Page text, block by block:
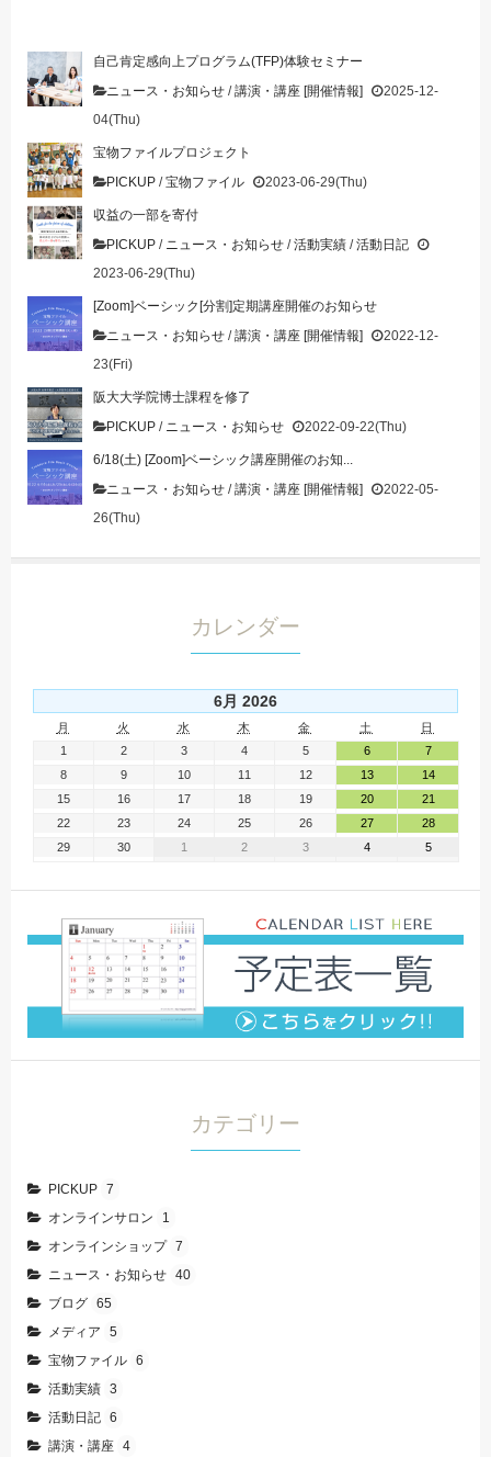
自己肯定感向上プログラム(TFP)体験セミナー
ニュース・お知らせ /講演・講座 [開催情報]
2025-12-
04(Thu)
宝物ファイルプロジェクト
PICKUP /宝物ファイル 2023-06-29(Thu)
収益の一部を寄付
PICKUP / ニュース・お知らせ /活動実績 /活動日記
2023-06-29(Thu)
[Zoom]ベーシック[分割]定期講座開催のお知らせ
ニュース・お知らせ /講演・講座 [開催情報]
2022-12-
23(Fri)
阪大大学院博士課程を修了
PICKUP / ニュース・お知らせ 2022-09-22(Thu)
6/18(土) [Zoom]ベーシック講座開催のお知...
ニュース・お知らせ /講演・講座 [開催情報]
2022-05-
26(Thu)
カレンダー
6月 2026
月 火 水 木 金 土
日
1
2 3 4 5 6
7
8
9 10 11 12 13
14
15
16 17 18 19 20
21
22
23 24 25 26 27
28
29
30 1 2 3 4 5
カテゴリー
PICKUP 7
オンラインサロン
1
オンラインショップ 7
ニュース・お知らせ 40
ブログ 65
メディア
5
宝物ファイル 6
活動実績 3
活動日記 6
講演・講座 4